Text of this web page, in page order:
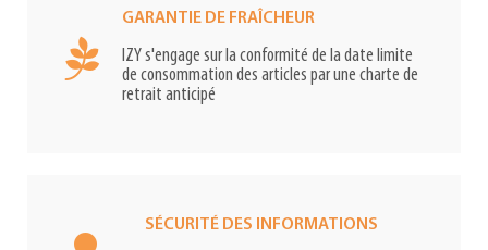
GARANTIE DE FRAÎCHEUR
IZY s'engage sur la conformité de la date limite
de consommation des articles par une charte de
retrait anticipé
SÉCURITÉ DES INFORMATIONS